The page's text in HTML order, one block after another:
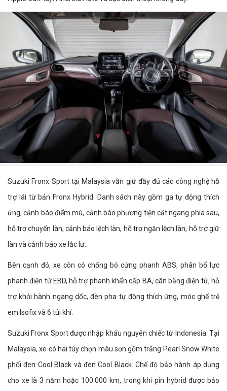
Suzuki Fronx Sport tại Malaysia vẫn giữ đầy đủ các công nghệ hỗ
trợ lái từ bản Fronx Hybrid. Danh sách này gồm ga tự động thích
ứng, cảnh báo điểm mù, cảnh báo phương tiện cắt ngang phía sau,
hỗ trợ chuyển làn, cảnh báo lệch làn, hỗ trợ ngăn lệch làn, hỗ trợ giữ
làn và cảnh báo xe lắc lư.
Bên cạnh đó, xe còn có chống bó cứng phanh ABS, phân bổ lực
phanh điện tử EBD, hỗ trợ phanh khẩn cấp BA, cân bằng điện tử, hỗ
trợ khởi hành ngang dốc, đèn pha tự động thích ứng, móc ghế trẻ
em Isofix và 6 túi khí.
Suzuki Fronx Sport được nhập khẩu nguyên chiếc từ Indonesia. Tại
Malaysia, xe có hai tùy chọn màu sơn gồm trắng Pearl Snow White
phối đen Cool Black và đen Cool Black. Chế độ bảo hành áp dụng
cho xe là 3 năm hoặc 100.000 km, trong khi pin hybrid được bảo